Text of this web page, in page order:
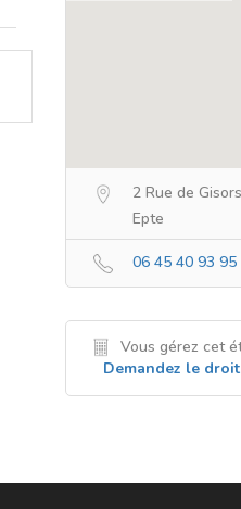
2 Rue de
Epte
06 45 40 93 95
Vous gérez cet
Demandez le